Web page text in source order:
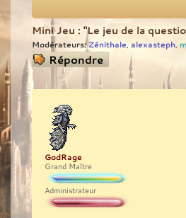
Mini Jeu : "Le jeu de la
Modérateurs: Zénithale, alexasteph,
Répondre
GodRage
Grand Maître
Administrateur